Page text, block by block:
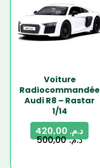
Voiture
Radiocommandée
Audi R8 – Rastar
1/14
د.م.500,00
د.م.